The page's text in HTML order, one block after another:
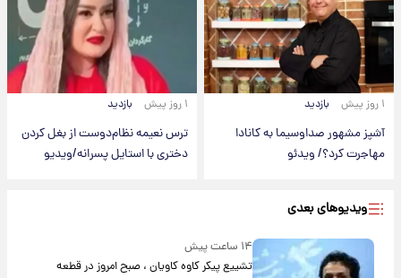
۱ روز پیش بازدید
آشپز مشهور صداوسیما به کانادا
مهاجرت کرد؟/ ویدئو
۱ روز پیش بازدید
ترس نعیمه نظام‌دوست از بغل کردن
دختری با استایل پسرانه/ویدیو
ویدیوهای بعدی
۱۴ ساعت پیش
تشییع پیکر کاوه کاویان ، صبح امروز در قطعه